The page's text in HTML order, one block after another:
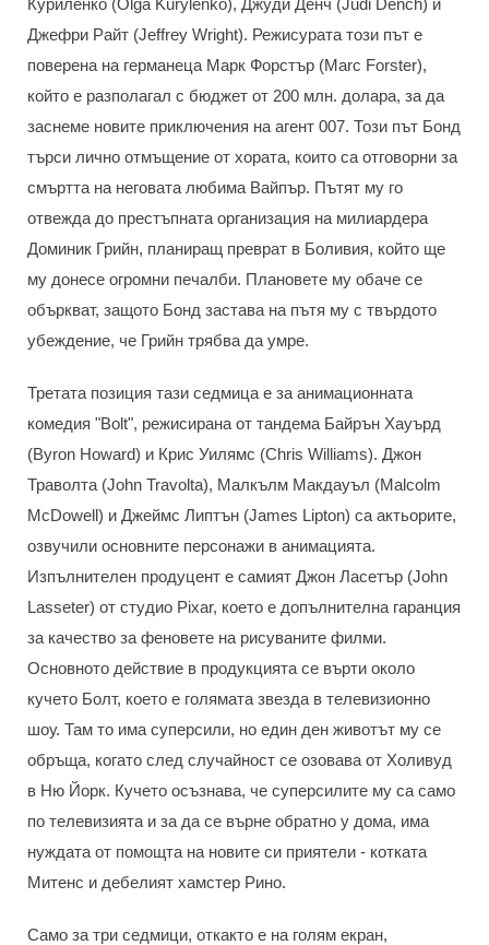
Куриленко (Olga Kurylenko), Джуди Денч (Judi Dench) и
Джефри Райт (Jeffrey Wright). Режисурата този път е
поверена на германеца Марк Форстър (Marc Forster),
който е разполагал с бюджет от 200 млн. долара, за да
заснеме новите приключения на агент 007. Този път Бонд
търси лично отмъщение от хората, които са отговорни за
смъртта на неговата любима Вайпър. Пътят му го
отвежда до престъпната организация на милиардера
Доминик Грийн, планиращ преврат в Боливия, който ще
му донесе огромни печалби. Плановете му обаче се
объркват, защото Бонд застава на пътя му с твърдото
убеждение, че Грийн трябва да умре.
Третата позиция тази седмица е за анимационната
комедия "Bolt", режисирана от тандема Байрън Хауърд
(Byron Howard) и Крис Уилямс (Chris Williams). Джон
Траволта (John Travolta), Малкълм Макдауъл (Malcolm
McDowell) и Джеймс Липтън (James Lipton) са актьорите,
озвучили основните персонажи в анимацията.
Изпълнителен продуцент е самият Джон Ласетър (John
Lasseter) от студио Pixar, което е допълнителна гаранция
за качество за феновете на рисуваните филми.
Основното действие в продукцията се върти около
кучето Болт, което е голямата звезда в телевизионно
шоу. Там то има суперсили, но един ден животът му се
обръща, когато след случайност се озовава от Холивуд
в Ню Йорк. Кучето осъзнава, че суперсилите му са само
по телевизията и за да се върне обратно у дома, има
нуждата от помощта на новите си приятели - котката
Митенс и дебелият хамстер Рино.
Само за три седмици, откакто е на голям екран,